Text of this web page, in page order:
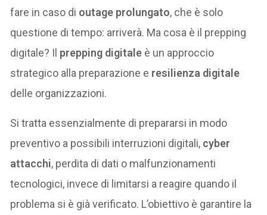
fare in caso di outage prolungato, che è solo
questione di tempo: arriverà. Ma cosa è il prepping
digitale? Il prepping digitale è un approccio
strategico alla preparazione e resilienza digitale
delle organizzazioni.
Si tratta essenzialmente di prepararsi in modo
preventivo a possibili interruzioni digitali, cyber
attacchi, perdita di dati o malfunzionamenti
tecnologici, invece di limitarsi a reagire quando il
problema si è già verificato. L’obiettivo è garantire la